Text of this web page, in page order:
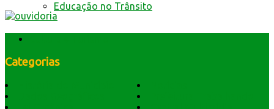
Educação no Trânsito
Categorias